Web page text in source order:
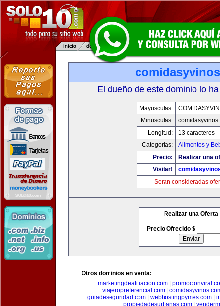
El dueño de este dominio lo
Mayusculas:
Minusculas:
Longitud:
13 caracteres
Categorias:
Alimentos y
Precio:
Realizar una
Visitar!
Serán consideradas
Realizar una Oferta
Precio Ofrecido $
Otros dominios en venta:
marketingdeafiliacion.com|
viajeropreferencial.com
guiadeseguridad.com| webhostingpymes.com|
propiedadesurbanas.com